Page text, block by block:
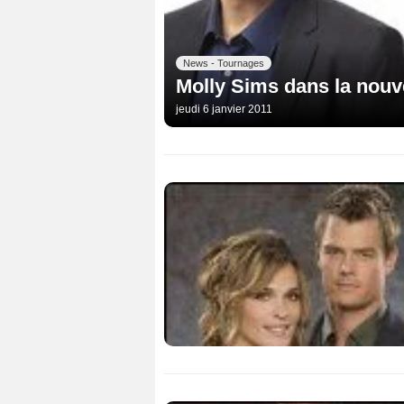
News - Tournages
Molly Sims dans la
jeudi 6 janvier 2011